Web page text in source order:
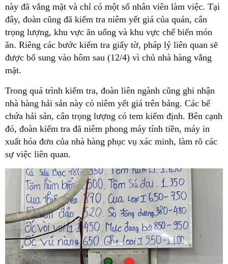
này đã vắng mặt và chỉ có một số nhân viên làm việc. Tại
đây, đoàn cũng đã kiểm tra niêm yết giá của quán, cân
trọng lượng, khu vực ăn uống và khu vực chế biến món
ăn. Riêng các bước kiểm tra giấy tờ, pháp lý liên quan sẽ
được bổ sung vào hôm sau (12/4) vì chủ nhà hàng vắng
mặt.
Trong quá trình kiểm tra, đoàn liên ngành cũng ghi nhận
nhà hàng hải sản này có niêm yết giá trên bảng. Các bể
chứa hải sản, cân trọng lượng có tem kiểm định. Bên cạnh
đó, đoàn kiểm tra đã niêm phong máy tính tiền, máy in
xuất hóa đơn của nhà hàng phục vụ xác minh, làm rõ các
sự việc liên quan.